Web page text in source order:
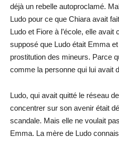
déjà un rebelle autoproclamé.
Ludo pour ce que Chiara avait
Ludo et Fiore à l’école, elle
supposé que Ludo était Emma et
prostitution des mineurs. Parce
comme la personne qui lui avait
Ludo, qui avait quitté le réseau
concentrer sur son avenir était
scandale. Mais elle ne voulait
Emma. La mère de Ludo